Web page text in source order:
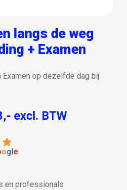
langs de weg
+ Examen
Examen op dezelfde dag bij
excl. BTW
ogle
en professionals